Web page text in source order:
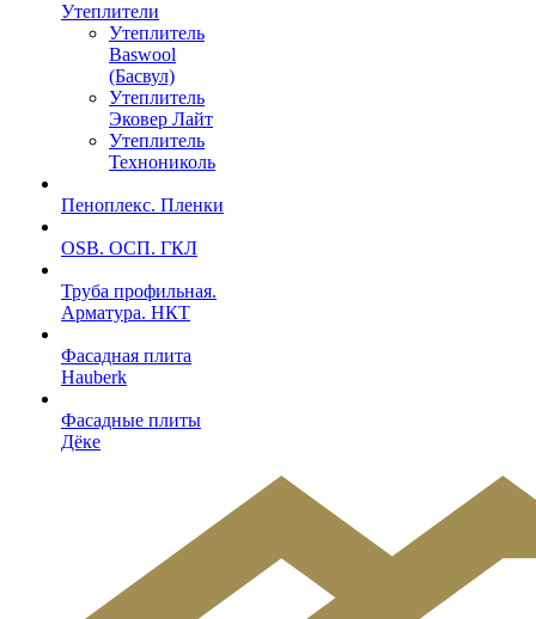
Утеплители
Утеплитель
Baswool
(Басвул)
Утеплитель
Эковер Лайт
Утеплитель
Технониколь
Пеноплекс. Пленки
OSB. ОСП. ГКЛ
Труба профильная.
Арматура. НКТ
Фасадная плита
Hauberk
Фасадные плиты
Дёке